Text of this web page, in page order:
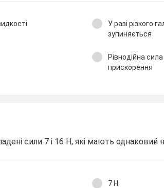
У разі різкого
зупиняється
Рівнодійна
прискорення
сили 7 і 16 Н, які мають однаковий
7 Н